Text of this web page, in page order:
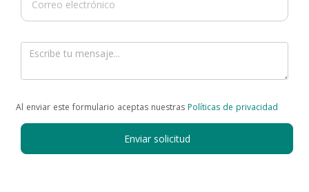
Al enviar este formulario aceptas nuestras Políticas de privacidad
Enviar solicitud